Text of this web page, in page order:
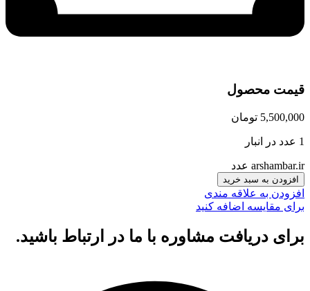
قیمت محصول
5,500,000 تومان
1 عدد در انبار
arshambar.ir عدد
افزودن به سبد خرید
افزودن به علاقه مندی
برای مقایسه اضافه کنید
برای دریافت مشاوره با ما در ارتباط باشید.